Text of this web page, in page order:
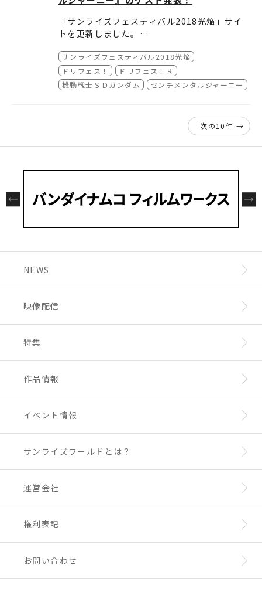
「サンライズフェスティバル2018光焔」サイ
トを更新しました。
お待ちかねのグッズページがオープン！
新宿バルト９で販売される、各作品のクリアフ
ァイル、缶バッチやアクリルスタンドなどアイ
激覇ダン＆バトルスピリッツ ブレイヴ
・新規アニメーションPV告知追加
・入場者特典追加
■7/8 ドリフェス！
・入場者特典追加
・抽選会告知追加
■7/20 センチメンタルジャーニー
・上映話数案内追加
■グッズページ
サンライズフェスティバル2018光焔
ドリフェス！
ドリフェス！Ｒ
機動戦士ＳＤガンダム
センチメンタルジャーニー
次の10件 →
NEWS
映像配信
特集
作品情報
イベント情報
サンライズワールドとは？
運営会社
権利表記
お問い合わせ